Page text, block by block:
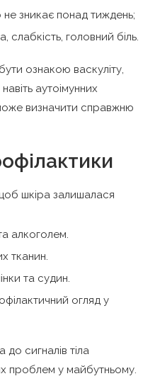
зникає понад тиждень;
слабкість, головний біль.
ознакою васкуліту,
аутоімунних
визначити справжню
шкіра залишалася
алкоголем.
тканин.
та судин.
огляд у
до сигналів тіла
проблем у майбутньому.